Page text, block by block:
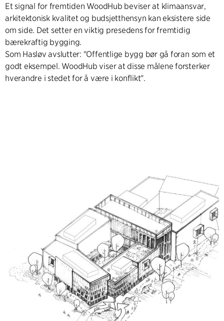
Et signal for fremtiden WoodHub beviser at klimaansvar,
arkitektonisk kvalitet og budsjetthensyn kan eksistere side
om side. Det setter en viktig presedens for fremtidig
bærekraftig bygging.
Som Hasløv avslutter: "Offentlige bygg bør gå foran som et
godt eksempel. WoodHub viser at disse målene forsterker
hverandre i stedet for å være i konflikt".